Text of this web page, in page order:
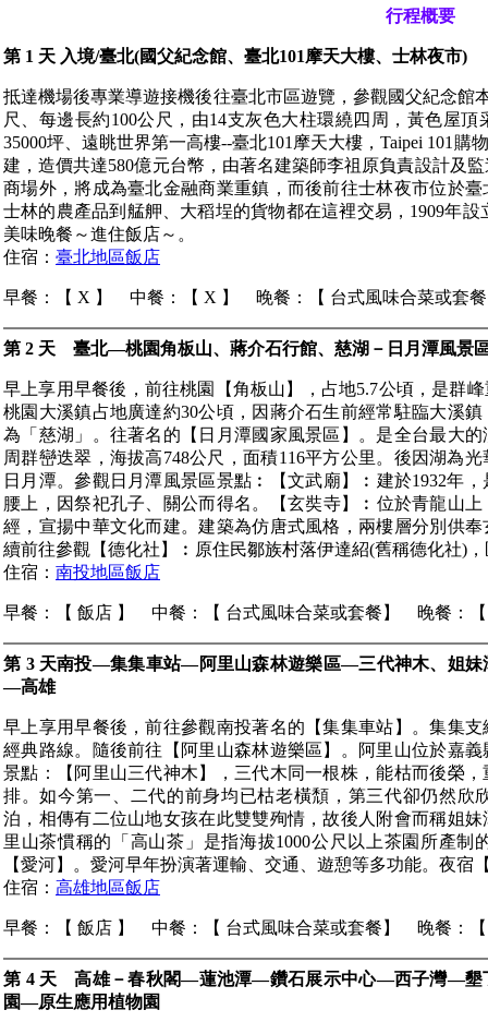
行程概要
第 1 天 入境/臺北(國父紀念館、臺北101摩天大樓、士林夜市)
抵達機場後專業導遊接機後往臺北市區遊覽，參觀國父紀念館
尺、每邊長約100公尺，由14支灰色大柱環繞四周，黃色屋
35000坪、遠眺世界第一高樓--臺北101摩天大樓，Taipei 101
建，造價共達580億元台幣，由著名建築師李祖原負責設計及
商場外，將成為臺北金融商業重鎮，而後前往士林夜市位於
士林的農產品到艋舺、大稻埕的貨物都在這裡交易，1909年
美味晚餐～進住飯店～。
住宿： 臺北地區飯店
早餐：【 X 】 中餐：【 X 】 晚餐：【 台式風味合菜或套
第 2 天 臺北—桃園角板山、蔣介石行館、慈湖－日月潭風景
早上享用早餐後，前往桃園【角板山】，占地5.7公頃，是群
桃園大溪鎮占地廣達約30公頃，因蔣介石生前經常駐臨大溪
為「慈湖」。往著名的【日月潭國家風景區】。是全台最大
周群巒迭翠，海拔高748公尺，面積116平方公里。後因湖為
日月潭。參觀日月潭風景區景點︰【文武廟】︰建於1932年
腰上，因祭祀孔子、關公而得名。【玄奘寺】︰位於青龍山
經，宣揚中華文化而建。建築為仿唐式風格，兩樓層分別供
續前往參觀【德化社】︰原住民鄒族村落伊達紹(舊稱德化社)
住宿： 南投地區飯店
早餐：【 飯店 】 中餐：【 台式風味合菜或套餐】 晚餐：【
第 3 天南投—集集車站—阿里山森林遊樂區—三代神木、姐
—高雄
早上享用早餐後，前往參觀南投著名的【集集車站】。集集
經典路線。隨後前往【阿里山森林遊樂區】。阿里山位於嘉
景點：【阿里山三代神木】，三代木同一根株，能枯而後榮
排。如今第一、二代的前身均已枯老橫頹，第三代卻仍然欣
泊，相傳有二位山地女孩在此雙雙殉情，故後人附會而稱姐
里山茶慣稱的「高山茶」是指海拔1000公尺以上茶園所產
【愛河】。愛河早年扮演著運輸、交通、遊憩等多功能。夜宿
住宿： 高雄地區飯店
早餐：【 飯店 】 中餐：【 台式風味合菜或套餐】 晚餐：【
第 4 天 高雄－春秋閣—蓮池潭—鑽石展示中心—西子灣—
園—原生應用植物園